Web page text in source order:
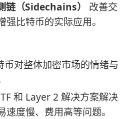
链（Sidechains）
改善交
强比特币的实际应用。
币对整体加密市场的情绪与
和 Layer 2 解决方案解决
速度慢、费用高等问题。